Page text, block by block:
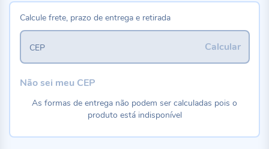
Calcule frete, prazo de entrega e retirada
Calcular
CEP
Não sei meu CEP
As formas de entrega não podem ser calculadas pois o
produto está indisponível